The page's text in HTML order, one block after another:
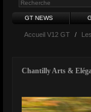
GT NEWS
Accueil V12 GT /
Chantilly Arts &